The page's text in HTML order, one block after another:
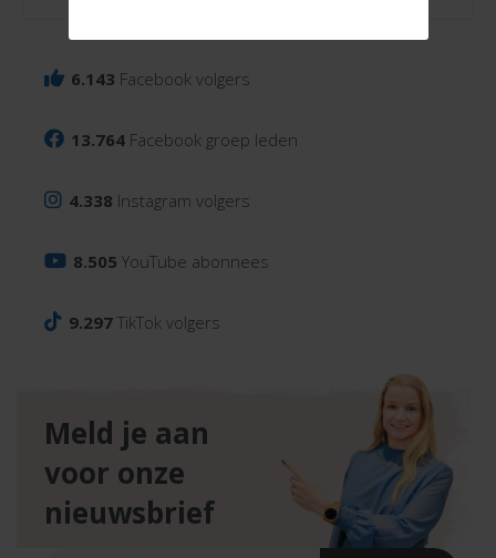
6.143 Facebook volgers
13.764 Facebook groep leden
4.338 Instagram volgers
8.505 YouTube abonnees
9.297 TikTok volgers
Meld je aan
voor onze
nieuwsbrief